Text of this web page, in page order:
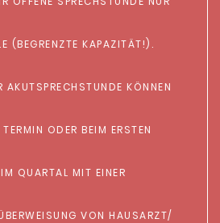
(BEGRENZTE KAPAZITÄT!).
AKUTSPRECHSTUNDE KÖNNEN
ODER BEIM ERSTEN B
QUARTAL MIT EINER D
VON HAUSARZT/Ä